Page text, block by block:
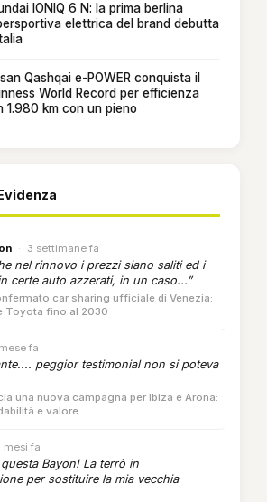
IONIQ 6 N: la prima berlina
elettrica del brand debutta
Qashqai e-POWER conquista il
World Record per efficienza
1.980 km con un pieno
· 3 settimane fa
nel rinnovo i prezzi siano saliti ed i
certe auto azzerati, in un caso...”
car sharing ufficiale di Venezia:
Toyota fino al 2030
fa
peggior testimonial non si poteva
una nuova campagna per Ibiza e Arona:
e valore
mesi fa
questa Bayon! La terrò in
per sostituire la mia vecchia